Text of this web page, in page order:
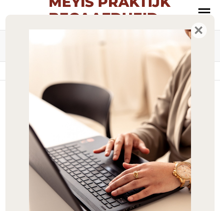
BEGAAFDHEID
november 2023
Meyis SmartGames on TOUR
Te weinig uitdaging in jouw buurt? Ik kom naar
verschillende plekken in NL met een ruim
assortiment aan smartgames. Ontmoet nieuwe
peers en zet je brein aan. Ik help je graag door de
leerkuil heen. Kom je ook? Neem vooral ook een
vriend(in) mee. Samen hebben we meer plezier.Klik
op de link voor de locaties en…
×